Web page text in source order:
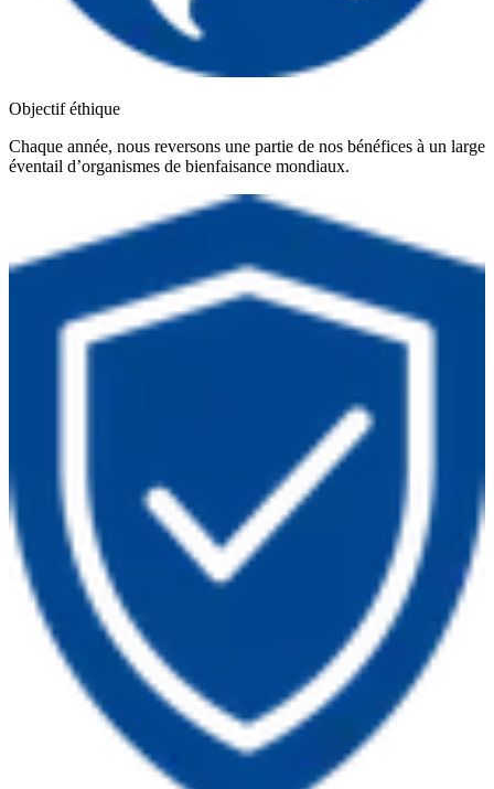
Objectif éthique
Chaque année, nous reversons une partie de nos bénéfices à un large
éventail d’organismes de bienfaisance mondiaux.